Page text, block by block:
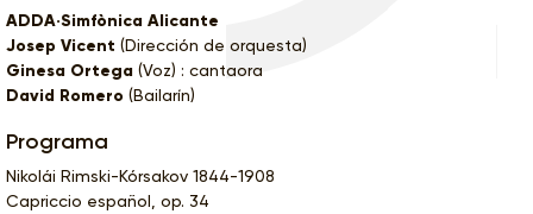
ADDA·Simfònica Alicante
Josep Vicent (Dirección de orquesta)
Ginesa Ortega (Voz) : cantaora
David Romero (Bailarín)
Programa
Nikolái Rimski-Kórsakov 1844-1908
Capriccio español, op. 34